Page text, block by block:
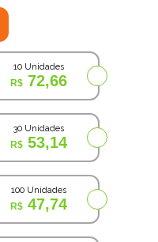
10 Unidades
72,66
30 Unidades
53,14
100 Unidades
47,74